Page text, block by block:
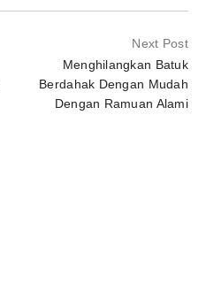
Next Post
Menghilangkan Batuk
Berdahak Dengan Mudah
Dengan Ramuan Alami